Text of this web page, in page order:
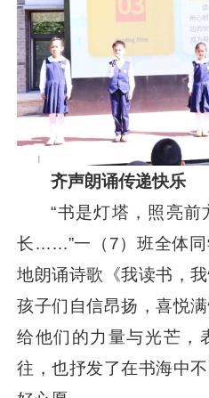
齐声朗诵传递快乐
“书是灯塔，照亮
长……”一（7）班全体同
地朗诵诗歌《我读书，
孩子们自信昂扬，喜悦
给他们的力量与光芒，
往，也抒发了在书海中